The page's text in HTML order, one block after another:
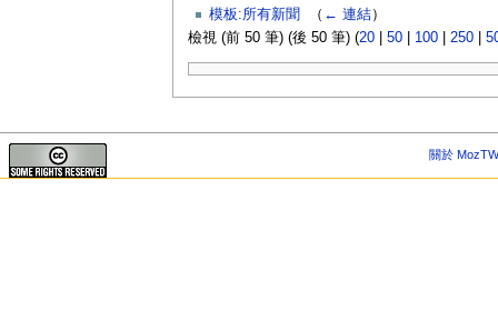
模板:所有新聞
（ ← 連結）
檢視 (前 50 筆) (後 50 筆) (20| 50| 100| 250|
關於